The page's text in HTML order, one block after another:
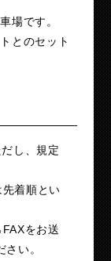
場です。
とのセット
し、規定
着順とい
をお送
い。